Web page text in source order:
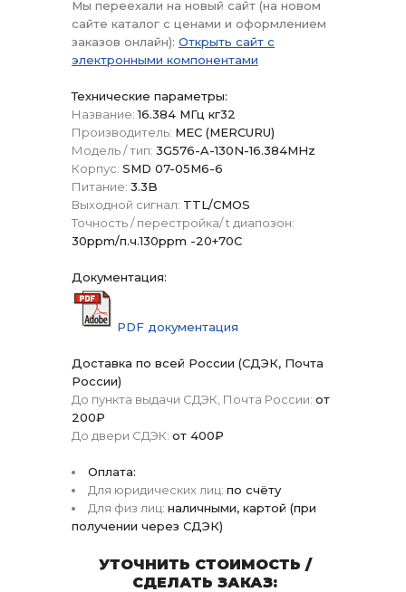
Мы переехали на новый сайт (на новом
сайте каталог с ценами и оформлением
заказов онлайн): Открыть сайт с
электронными компонентами
Технические параметры:
Название: 16.384 МГц кг32
Производитель: МЕС (MERCURU)
Модель / тип: 3G576-A-130N-16.384MHz
Корпус: SMD 07-05M6-6
Питание: 3.3B
Выходной сигнал: TTL/CMOS
Точность / перестройка/ t диапозон:
30ppm/п.ч.130ppm -20+70C
Документация:
PDF документация
Доставка по всей России (СДЭК, Почта
России)
До пункта выдачи СДЭК, Почта России: от
200₽
До двери СДЭК: от 400₽
Оплата:
Для юридических лиц: по счёту
Для физ лиц: наличными, картой (при
получении через СДЭК)
УТОЧНИТЬ СТОИМОСТЬ /
СДЕЛАТЬ ЗАКАЗ: